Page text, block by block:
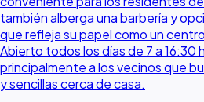
también alberga una barbería y
que refleja su papel como un
Abierto todos los días de 7 a 16:30
principalmente a los vecinos que
y sencillas cerca de casa.